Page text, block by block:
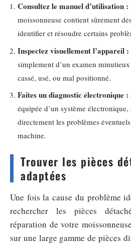
Consultez le manuel d’utilisation :
moissonneuse contient sûrement
identifier et résoudre certains
Inspectez visuellement l’appareil :
simplement d’un examen
cassé, usé, ou mal positionné.
Faites un diagnostic électronique :
équipée d’un système
directement les problèmes
machine.
Trouver les pièces
adaptées
Une fois la cause du problème
rechercher les pièces
réparation de votre
sur une large gamme de pièces